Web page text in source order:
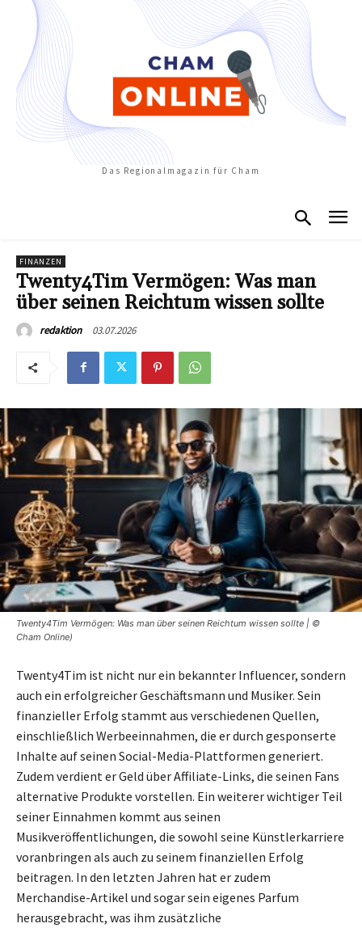
Das Regionalmagazin für Cham
FINANZEN
Twenty4Tim Vermögen: Was man
über seinen Reichtum wissen sollte
redaktion 03.07.2026
Twenty4Tim Vermögen: Was man über seinen Reichtum wissen sollte | ©
Cham Online)
Twenty4Tim ist nicht nur ein bekannter Influencer, sondern
auch ein erfolgreicher Geschäftsmann und Musiker. Sein
finanzieller Erfolg stammt aus verschiedenen Quellen,
einschließlich Werbeeinnahmen, die er durch gesponserte
Inhalte auf seinen Social-Media-Plattformen generiert.
Zudem verdient er Geld über Affiliate-Links, die seinen Fans
alternative Produkte vorstellen. Ein weiterer wichtiger Teil
seiner Einnahmen kommt aus seinen
Musikveröffentlichungen, die sowohl seine Künstlerkarriere
voranbringen als auch zu seinem finanziellen Erfolg
beitragen. In den letzten Jahren hat er zudem
Merchandise-Artikel und sogar sein eigenes Parfum
herausgebracht, was ihm zusätzliche